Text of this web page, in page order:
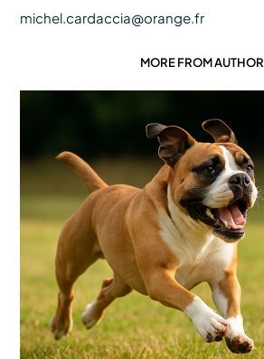
michel.cardaccia@orange.fr
MORE FROM AUTHOR